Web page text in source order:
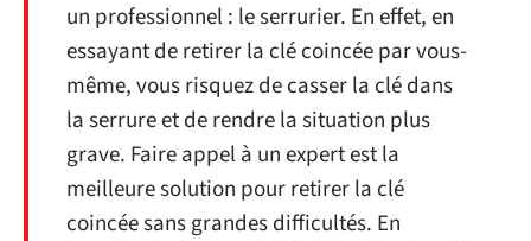
un professionnel : le serrurier. En effet, en
essayant de retirer la clé coincée par vous-
même, vous risquez de casser la clé dans
la serrure et de rendre la situation plus
grave. Faire appel à un expert est la
meilleure solution pour retirer la clé
coincée sans grandes difficultés. En